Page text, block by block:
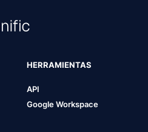
HERRAMIENTAS
API
Google Workspace